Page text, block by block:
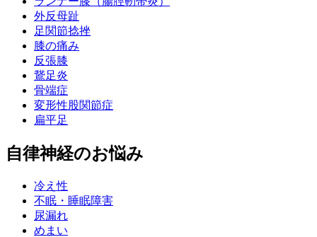
外反母趾
足関節捻挫
膝の痛み
反張膝
鵞足炎
骨端症
変形性股関節症
扁平足
自律神経のお悩み
冷え性
不眠・睡眠障害
尿漏れ
めまい